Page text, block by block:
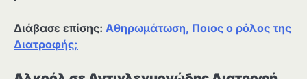
Διάβασε επίσης: Αθηρωμάτωση, Ποιος ο ρόλος της
Διατροφής;